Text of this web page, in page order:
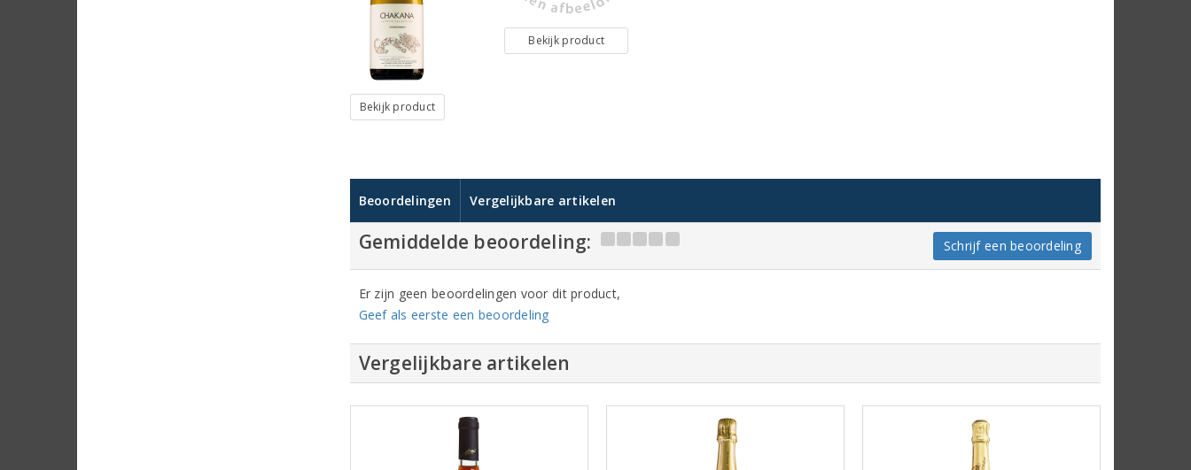
Bekijk product
Bekijk product
Beoordelingen Vergelijkbare artikelen
Gemiddelde beoordeling: Schrijf een beoordeling
Er zijn geen beoordelingen voor dit product,
Geef als eerste een beoordeling
Vergelijkbare artikelen